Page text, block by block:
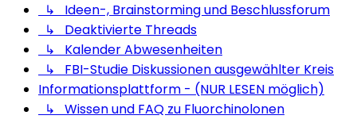
↳ Ideen-, Brainstorming und Beschlussforum
↳ Deaktivierte Threads
↳ Kalender Abwesenheiten
↳ FBI-Studie Diskussionen ausgewählter Kreis
Informationsplattform - (NUR LESEN möglich)
↳ Wissen und FAQ zu Fluorchinolonen